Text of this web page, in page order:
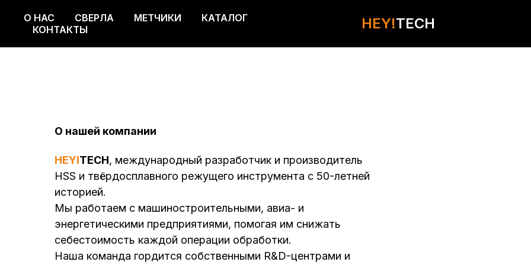
HEY!TECH
О НАС СВЕРЛА МЕТЧИКИ КАТАЛОГ
О нашей компании
HEYITECH, международный разработчик и производитель
HSS и твёрдосплавного режущего инструмента с 50-летней
историей.
Мы работаем с машиностроительными, авиа- и
энергетическими предприятиями, помогая им снижать
себестоимость каждой операции обработки.
Наша команда гордится собственными R&D-центрами и
HEY!TECH
О НАС СВЕРЛА МЕТЧИКИ
КАТАЛОГ
КОНТАКТЫ